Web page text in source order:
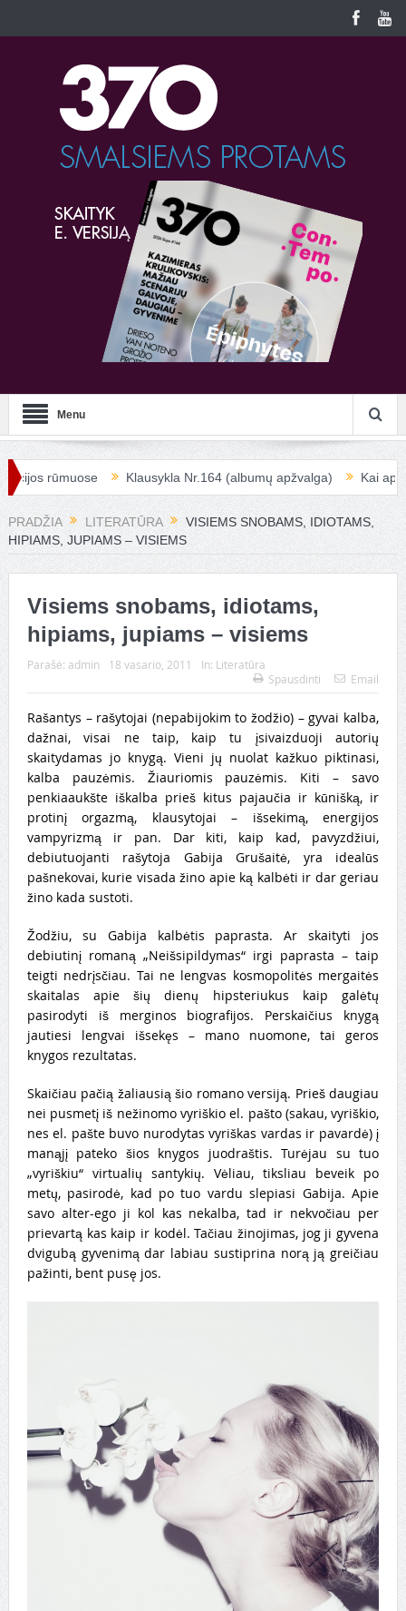
Menu
Klausykla Nr.164 (albumų apžvalga) Kai apleistos erdvės
PRADŽIA LITERATŪRA
VISIEMS SNOBAMS, IDIOTAMS,
HIPIAMS, JUPIAMS – VISIEMS
Visiems snobams, idiotams,
hipiams, jupiams – visiems
Parašė: admin 18 vasario, 2011 In: Literatūra
Spausdinti
Email
Rašantys – rašytojai (nepabijokim to žodžio) – gyvai kalba,
dažnai, visai ne taip, kaip tu įsivaizduoji autorių
skaitydamas jo knygą. Vieni jų nuolat kažkuo piktinasi,
kalba pauzėmis. Žiauriomis pauzėmis. Kiti – savo
penkiaaukšte iškalba prieš kitus pajaučia ir kūnišką, ir
protinį orgazmą, klausytojai – išsekimą, energijos
vampyrizmą ir pan. Dar kiti, kaip kad, pavyzdžiui,
debiutuojanti rašytoja Gabija Grušaitė, yra idealūs
pašnekovai, kurie visada žino apie ką kalbėti ir dar geriau
žino kada sustoti.
Žodžiu, su Gabija kalbėtis paprasta. Ar skaityti jos
debiutinį romaną „Neišsipildymas“ irgi paprasta – taip
teigti nedrįsčiau. Tai ne lengvas kosmopolitės mergaitės
skaitalas apie šių dienų hipsteriukus kaip galėtų
pasirodyti iš merginos biografijos. Perskaičius knygą
jautiesi lengvai išsekęs – mano nuomone, tai geros
knygos rezultatas.
Skaičiau pačią žaliausią šio romano versiją. Prieš daugiau
nei pusmetį iš nežinomo vyriškio el. pašto (sakau, vyriškio,
nes el. pašte buvo nurodytas vyriškas vardas ir pavardė) į
manąjį pateko šios knygos juodraštis. Turėjau su tuo
„vyriškiu“ virtualių santykių. Vėliau, tiksliau beveik po
metų, pasirodė, kad po tuo vardu slepiasi Gabija. Apie
savo alter-ego ji kol kas nekalba, tad ir nekvočiau per
prievartą kas kaip ir kodėl. Tačiau žinojimas, jog ji gyvena
dvigubą gyvenimą dar labiau sustiprina norą ją greičiau
pažinti, bent pusę jos.